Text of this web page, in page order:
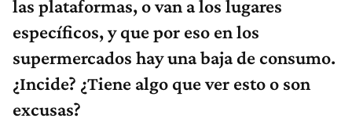
las plataformas, o van a los lugares
específicos, y que por eso en los
supermercados hay una baja de consumo.
¿Incide? ¿Tiene algo que ver esto o son
excusas?